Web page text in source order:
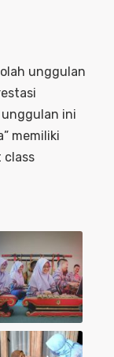
unggulan
ini
memiliki
class